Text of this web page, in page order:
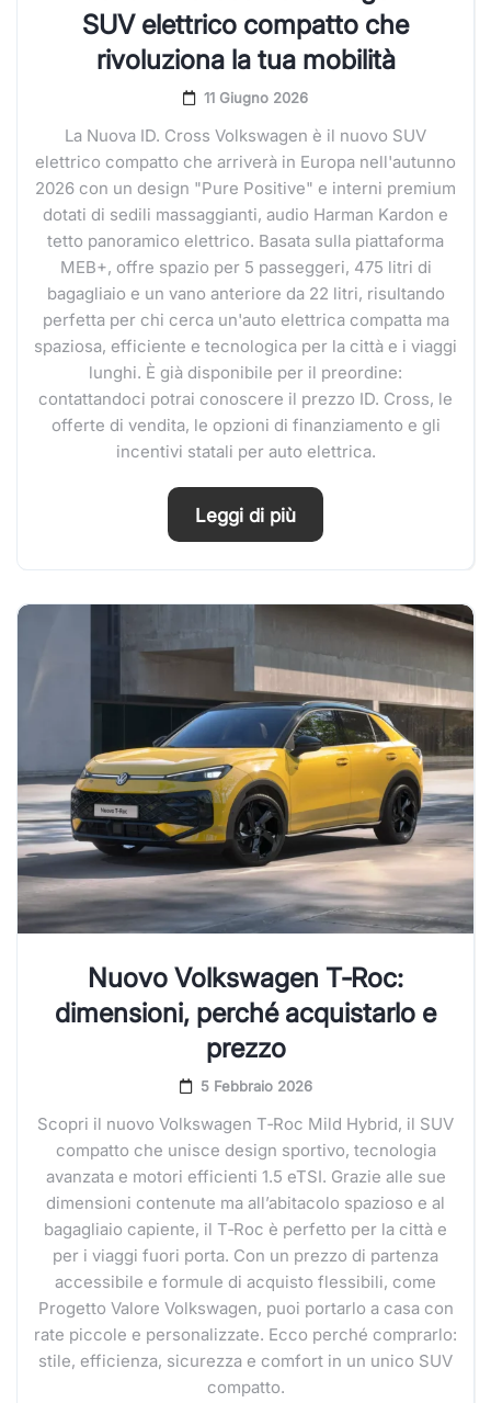
SUV elettrico compatto che
rivoluziona la tua mobilità
11 Giugno 2026
La Nuova ID. Cross Volkswagen è il nuovo SUV
elettrico compatto che arriverà in Europa nell'autunno
2026 con un design "Pure Positive" e interni premium
dotati di sedili massaggianti, audio Harman Kardon e
tetto panoramico elettrico. Basata sulla piattaforma
MEB+, offre spazio per 5 passeggeri, 475 litri di
bagagliaio e un vano anteriore da 22 litri, risultando
perfetta per chi cerca un'auto elettrica compatta ma
spaziosa, efficiente e tecnologica per la città e i viaggi
lunghi. È già disponibile per il preordine:
contattandoci potrai conoscere il prezzo ID. Cross, le
offerte di vendita, le opzioni di finanziamento e gli
incentivi statali per auto elettrica.
Leggi di più
Nuovo Volkswagen T‑Roc:
dimensioni, perché acquistarlo e
prezzo
5 Febbraio 2026
Scopri il nuovo Volkswagen T‑Roc Mild Hybrid, il SUV
compatto che unisce design sportivo, tecnologia
avanzata e motori efficienti 1.5 eTSI. Grazie alle sue
dimensioni contenute ma all’abitacolo spazioso e al
bagagliaio capiente, il T‑Roc è perfetto per la città e
per i viaggi fuori porta. Con un prezzo di partenza
accessibile e formule di acquisto flessibili, come
Progetto Valore Volkswagen, puoi portarlo a casa con
rate piccole e personalizzate. Ecco perché comprarlo:
stile, efficienza, sicurezza e comfort in un unico SUV
compatto.